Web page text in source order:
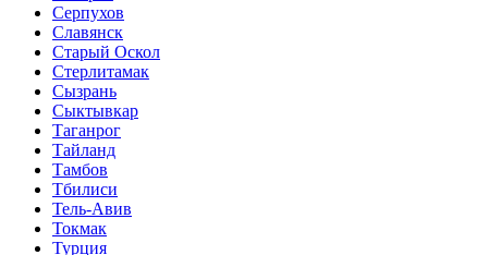
Серпухов
Славянск
Старый Оскол
Стерлитамак
Сызрань
Сыктывкар
Таганрог
Тайланд
Тамбов
Тбилиси
Тель-Авив
Токмак
Турция